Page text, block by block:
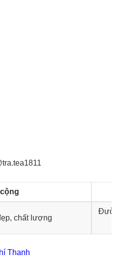
chất lượng
Thanh